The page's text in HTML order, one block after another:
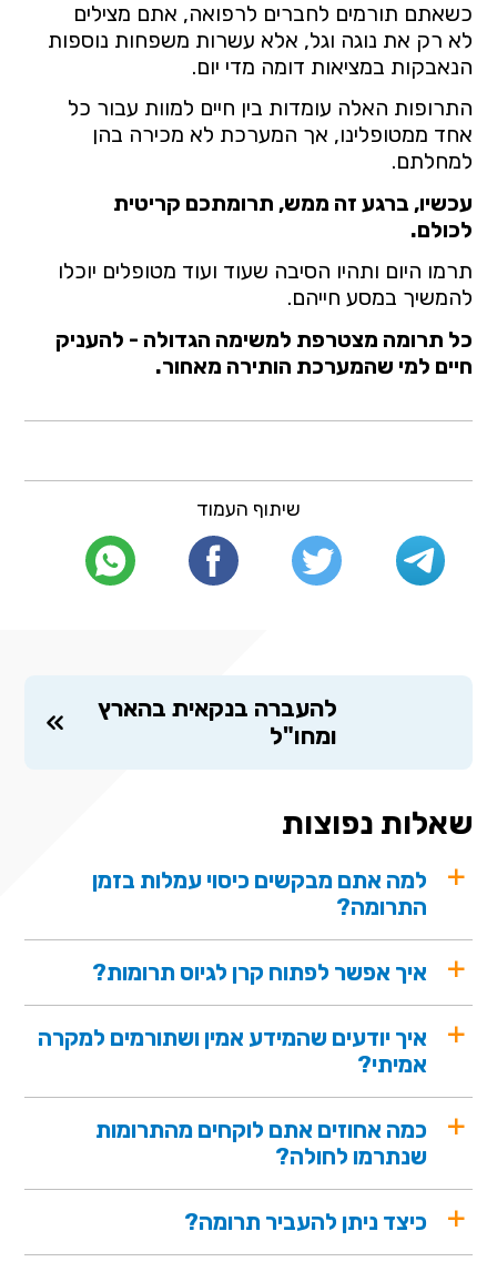
כשאתם תורמים לחברים לרפואה, אתם מצילים
לא רק את נוגה וגל, אלא עשרות משפחות נוספות
הנאבקות במציאות דומה מדי יום.
התרופות האלה עומדות בין חיים למוות עבור כל
אחד ממטופלינו, אך המערכת לא מכירה בהן
למחלתם.
עכשיו, ברגע זה ממש, תרומתכם קריטית
לכולם.
תרמו היום ותהיו הסיבה שעוד ועוד מטופלים יוכלו
להמשיך במסע חייהם.
כל תרומה מצטרפת למשימה הגדולה - להעניק
חיים למי שהמערכת הותירה מאחור.
שיתוף העמוד
להעברה בנקאית בהארץ
ומחו"ל
שאלות נפוצות
למה אתם מבקשים כיסוי עמלות בזמן
התרומה?
איך אפשר לפתוח קרן לגיוס תרומות?
איך יודעים שהמידע אמין ושתורמים למקרה
אמיתי?
כמה אחוזים אתם לוקחים מהתרומות
שנתרמו לחולה?
כיצד ניתן להעביר תרומה?